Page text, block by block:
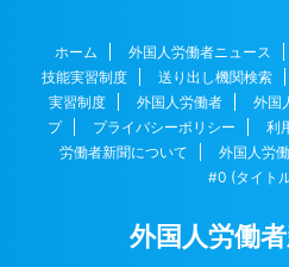
ホーム 外国人労働者ニュース
技能実習制度
送り出し機関検索
実習制度
外国人労働者 外国
プ
プライバシーポリシー 利
労働者新聞について
外国人労
#0 (タイト
外国人労働